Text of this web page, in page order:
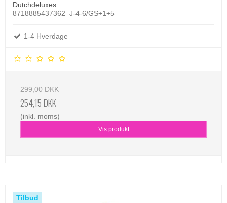
Dutchdeluxes
8718885437362_J-4-6/GS+1+5
1-4 Hverdage
299,00 DKK
254,15 DKK
(inkl. moms)
Vis produkt
Tilbud